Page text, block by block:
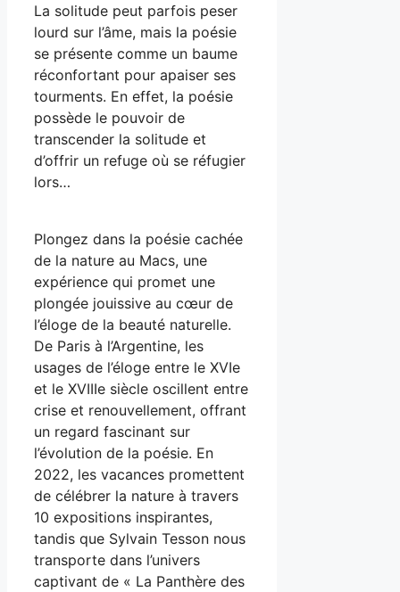
La solitude peut parfois peser
lourd sur l’âme, mais la poésie
se présente comme un baume
réconfortant pour apaiser ses
tourments. En effet, la poésie
possède le pouvoir de
transcender la solitude et
d’offrir un refuge où se réfugier
lors…
Plongez dans la poésie cachée
de la nature au Macs, une
expérience qui promet une
plongée jouissive au cœur de
l’éloge de la beauté naturelle.
De Paris à l’Argentine, les
usages de l’éloge entre le XVIe
et le XVIIIe siècle oscillent entre
crise et renouvellement, offrant
un regard fascinant sur
l’évolution de la poésie. En
2022, les vacances promettent
de célébrer la nature à travers
10 expositions inspirantes,
tandis que Sylvain Tesson nous
transporte dans l’univers
captivant de « La Panthère des